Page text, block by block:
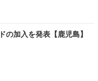
の加入を発表【鹿児島】